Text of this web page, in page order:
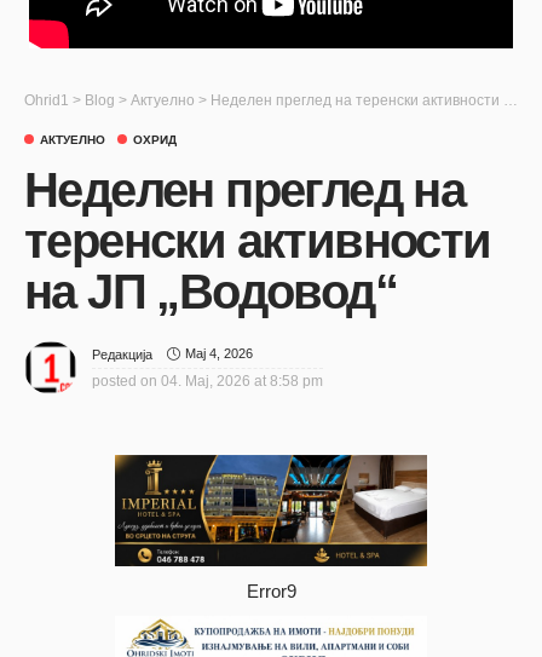
Ohrid1 > Blog > Актуелно > Неделен преглед на теренски активности на ЈП „Водовод“
АКТУЕЛНО ОХРИД
Неделен преглед на
теренски активности
на ЈП „Водовод“
Редакција Мај 4, 2026
posted on 04. Мај, 2026 at 8:58 pm
Error9